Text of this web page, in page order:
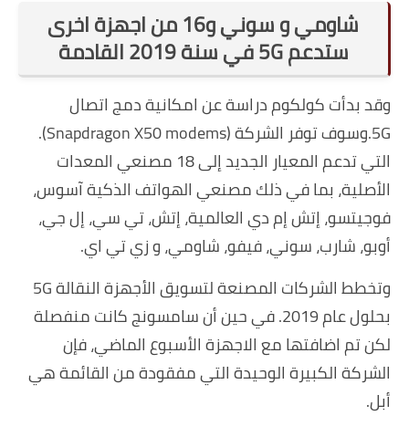
شاومي و سوني و16 من اجهزة اخرى
ستدعم 5G في سنة 2019 القادمة
وقد بدأت كولكوم دراسة عن امكانية دمج اتصال
5G.وسوف توفر الشركة (Snapdragon X50 modems).
التي تدعم المعيار الجديد إلى 18 مصنعي المعدات
الأصلية، بما في ذلك مصنعي الهواتف الذكية آسوس،
فوجيتسو، إتش إم دي العالمية، إتش، تي سي، إل جي،
أوبو، شارب، سوني، فيفو، شاومي، و زي تي اي.
وتخطط الشركات المصنعة لتسويق الأجهزة النقالة 5G
بحلول عام 2019. في حين أن سامسونج كانت منفصلة
لكن تم اضافتها مع الاجهزة الأسبوع الماضي، فإن
الشركة الكبيرة الوحيدة التي مفقودة من القائمة هي
أبل.